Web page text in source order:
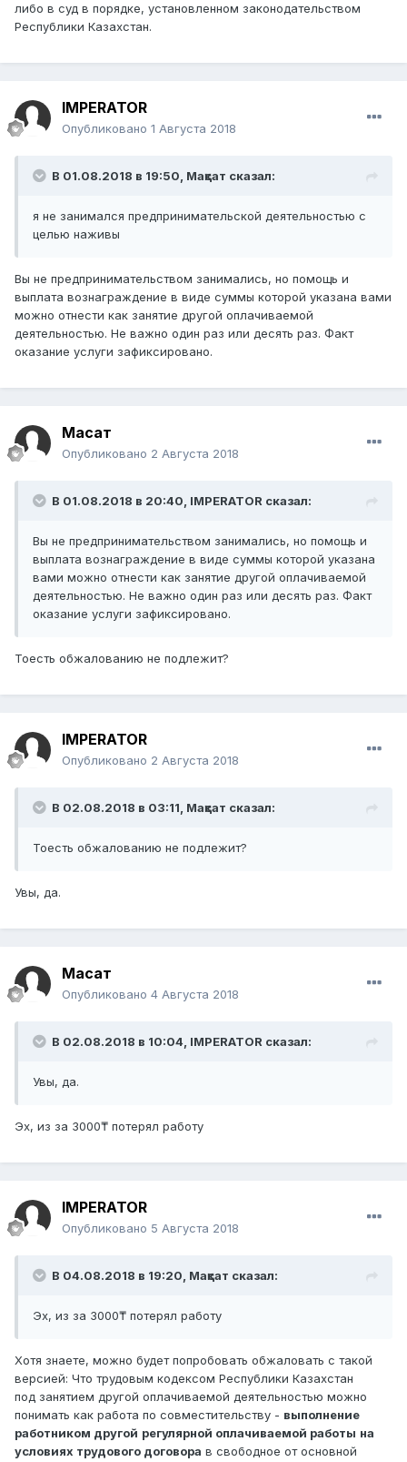
либо в суд в порядке, установленном законодательством
Республики Казахстан.
IMPERATOR
Опубликовано 1 Августа 2018
В 01.08.2018 в 19:50, Мақсат сказал:
я не занимался предпринимательской деятельностью с
целью наживы
Вы не предпринимательством занимались, но помощь и
выплата вознаграждение в виде суммы которой указана вами
можно отнести как занятие другой оплачиваемой
деятельностью. Не важно один раз или десять раз. Факт
оказание услуги зафиксировано.
Мақсат
Опубликовано 2 Августа 2018
В 01.08.2018 в 20:40, IMPERATOR сказал:
Вы не предпринимательством занимались, но помощь и
выплата вознаграждение в виде суммы которой указана
вами можно отнести как занятие другой оплачиваемой
деятельностью. Не важно один раз или десять раз. Факт
оказание услуги зафиксировано.
Тоесть обжалованию не подлежит?
IMPERATOR
Опубликовано 2 Августа 2018
В 02.08.2018 в 03:11, Мақсат сказал:
Тоесть обжалованию не подлежит?
Увы, да.
Мақсат
Опубликовано 4 Августа 2018
В 02.08.2018 в 10:04, IMPERATOR сказал:
Увы, да.
Эх, из за 3000₸ потерял работу
IMPERATOR
Опубликовано 5 Августа 2018
В 04.08.2018 в 19:20, Мақсат сказал:
Эх, из за 3000₸ потерял работу
Хотя знаете, можно будет попробовать обжаловать с такой
версией: Что трудовым кодексом Республики Казахстан
под занятием другой оплачиваемой деятельностью можно
понимать как работа по совместительству - выполнение
работником другой регулярной оплачиваемой работы на
условиях трудового договора в свободное от основной